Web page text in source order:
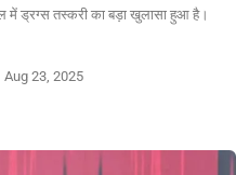
में ड्रग्स तस्करी का बड़ा खुलासा हुआ है।
Aug 23, 2025